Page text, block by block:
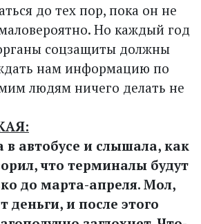
до тех пор, пока он не
Но каждый год
соцзащиты должны
нам информацию по
людям ничего делать не
в автобусе и слышала, как
что терминалы будут
до марта-апреля. Мол,
деньги, и после этого